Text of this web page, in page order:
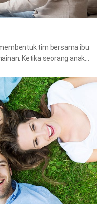
mental, tetapi juga
orang lain. Jika…
tim bersama ibu
Ketika seorang anak
dalam sebuah keranjang
sama, lima tim telah
keranjang mereka
tujuh bola. Hal ini
pada stasiun
menonton video ibu dan
bola-bola. Perbedaan
yang sedikit dalam keranjang
lebih banyak adalah kata-
Ketika para ibu dari tim
mengatakan hal yang